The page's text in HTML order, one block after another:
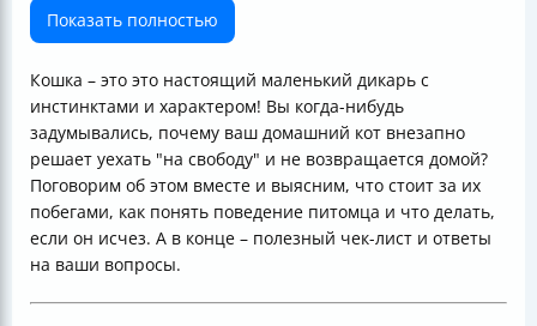
Можно ли избежать побегов? Несколько советов для
хозяев
FAQ — ваши вопросы и наши ответы
Чек-лист для заботливого хозяина
Заключение
Показать полностью
Кошка – это это настоящий маленький дикарь с
инстинктами и характером! Вы когда-нибудь
задумывались, почему ваш домашний кот внезапно
решает уехать "на свободу" и не возвращается домой?
Поговорим об этом вместе и выясним, что стоит за их
побегами, как понять поведение питомца и что делать,
если он исчез. А в конце – полезный чек-лист и ответы
на ваши вопросы.